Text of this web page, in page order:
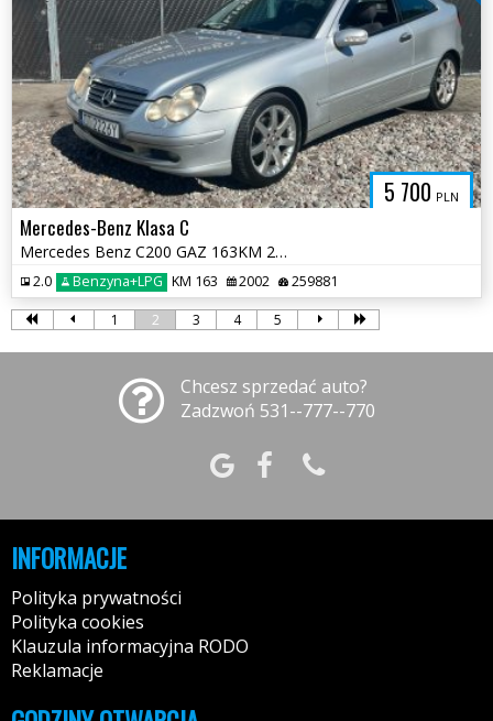
5 700 PLN
Mercedes-Benz Klasa C
Mercedes Benz C200 GAZ 163KM 2002r * Tempomat Automatyczna Skrzynia *
2.0 Benzyna+LPG KM 163 2002 259881
1 2 3 4 5
Chcesz sprzedać auto?
Zadzwoń 531--777--770
INFORMACJE
Polityka prywatności
Polityka cookies
Klauzula informacyjna RODO
Reklamacje